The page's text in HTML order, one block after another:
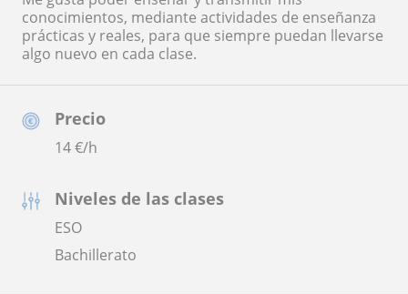
Precio
14€/h
Niveles de las clases
ESO
Bachillerato
conocimientos, mediante actividades de enseñanza
prácticas y reales, para que siempre puedan llevarse
algo nuevo en cada clase.